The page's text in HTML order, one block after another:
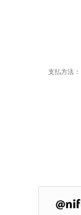
支払方法：